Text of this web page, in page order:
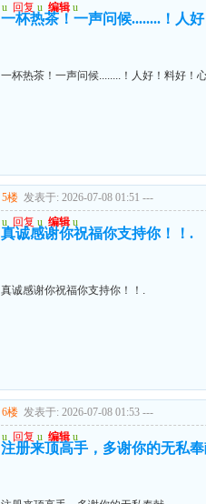
u 回复 u 编辑 u
一杯热茶！一声问候........！人
一杯热茶！一声问候........！人好！料好！
5楼 发表于: 2026-07-08 01:51 ---
u 回复 u 编辑 u
真诚感谢你祝福你支持你！！.
真诚感谢你祝福你支持你！！.
6楼 发表于: 2026-07-08 01:53 ---
u 回复 u 编辑 u
注册来顶高手，多谢你的无私